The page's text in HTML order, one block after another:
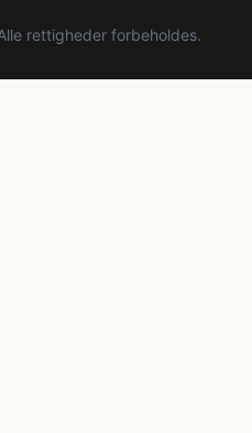
rettigheder forbeholdes.